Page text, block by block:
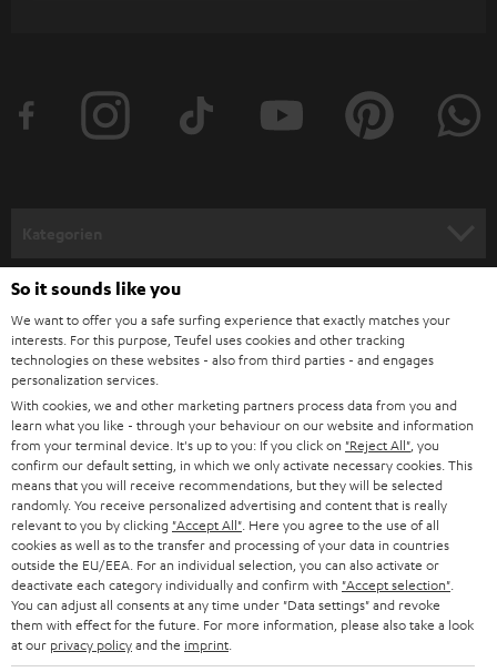
e
e
l
d
u
n
g
HEIMKINO
HEIMKINO-KOMPLETTANLAGEN
SOUNDBARS
STEREO
SMART HOME
BLUETOOTH-LAUTSPRECHER
KOPFHÖRER
BLUETOOTH-KOPFHÖRER
Unternehmen
SUPPORT
PRESSE & MARKETING
GESCHÄFTSKUNDEN
PARTNERPROGRAMM
BLOG
NEWSLETTER
Teufel Onlineshops
DEUTSCHLAND
ÖSTERREICH
SCHWEIZ
NIEDERLANDE
BELGIEN
So it sounds like you
We want to offer you a safe surfing experience that exactly matches your
interests. For this purpose, Teufel uses cookies and other tracking
technologies on these websites - also from third parties - and engages
personalization services.
With cookies, we and other marketing partners process data from you and
learn what you like - through your behaviour on our website and information
from your terminal device. It's up to you: If you click on "Reject All" , you
confirm our default setting, in which we only activate necessary cookies. This
means that you will receive recommendations, but they will be selected
randomly. You receive personalized advertising and content that is really
relevant to you by clicking "Accept All" . Here you agree to the use of all
cookies as well as to the transfer and processing of your data in countries
outside the EU/EEA. For an individual selection, you can also activate or
deactivate each category individually and confirm with "Accept selection"
You can adjust all consents at any time under "Data settings" and revoke
them with effect for the future. For more information, please also take a look
at our privacy policyand the imprint